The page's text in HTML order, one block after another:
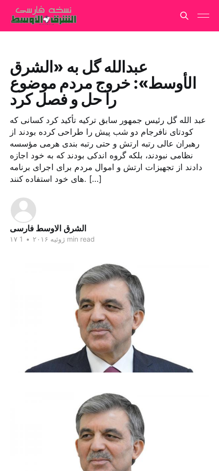
عبدالله گل به «الشرق
الأوسط»: خروج مردم موضوع
را حل و فصل کرد
عبد الله گل رئیس جمهور سابق ترکیه تأکید کرد کسانی که
کودتای نافرجام دو شب پیش را طراحی کرده بودند از
رهبران عالی رتبه ارتش و حتی رتبه بندی هرمی مؤسسه
نظامی نبودند، بلکه گروه اندکی بودند که به خود اجازه
دادند از تجهیزات ارتش و اموال مردم برای اجرای برنامه
های خود استفاده کنند. […]
الشرق الاوسط فارسی
۱۷ ژوئیه ۲۰۱۶ • 1 min read